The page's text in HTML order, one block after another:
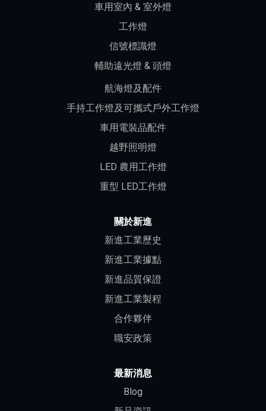
車用室內 & 室外燈
工作燈
信號標識燈
輔助遠光燈 & 頭燈
航海燈及配件
手持工作燈及可攜式戶外工作燈
車用電裝品配件
越野照明燈
LED 農用工作燈
重型 LED工作燈
關於新進
新進工業歷史
新進工業據點
新進品質保證
新進工業製程
合作夥伴
職安政策
最新消息
Blog